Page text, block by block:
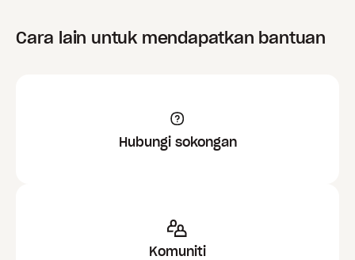
Cara lain untuk mendapatkan bantuan
Hubungi sokongan
Komuniti